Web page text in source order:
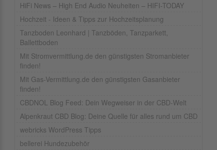
HiFi News – High End Audio Neuheiten – HIFI-TODAY
Hochzeit - Ideen & Tipps zur Hochzeitsplanung
Tanzboden Leonhard | Tanzböden, Tanzparkett,
Ballettboden
Mit Stromvermittlung.de den günstigsten Stromanbieter
finden!
Mit Gas-Vermittlung.de den günstigsten Gasanbieter
finden!
CBDNOL Blog Feed: Dein Wegweiser in der CBD-Welt
Alpenkraut CBD Blog: Deine Quelle für alles rund um CBD
webricks WordPress Tipps
bellerei Hundezubehör